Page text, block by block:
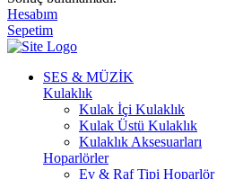
Hesabım
Sepetim
SES & MÜZİK
Kulaklık
Kulak İçi Kulaklık
Kulak Üstü Kulaklık
Kulaklık Aksesuarları
Hoparlörler
Ev & Raf Tipi Hoparlör